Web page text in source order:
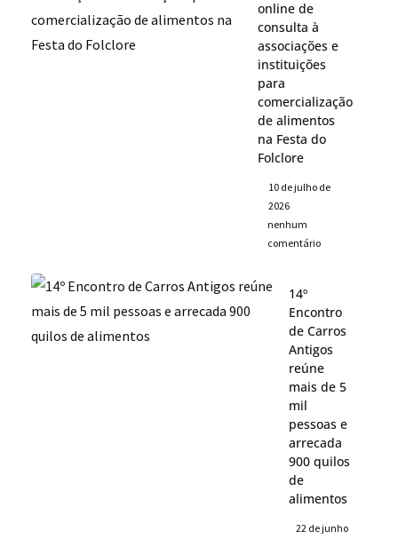
online de
consulta à
associações e
instituições
para
comercialização
de alimentos
na Festa do
Folclore
10 de julho de
2026
nenhum
comentário
14º
Encontro
de Carros
Antigos
reúne
mais de 5
mil
pessoas e
arrecada
900 quilos
de
alimentos
22 de junho